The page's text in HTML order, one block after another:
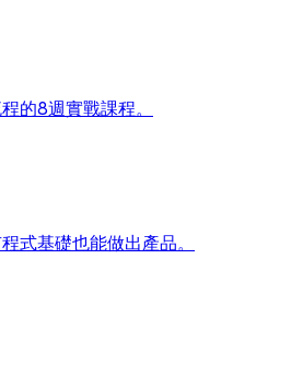
的8週實戰課程。
式基礎也能做出產品。